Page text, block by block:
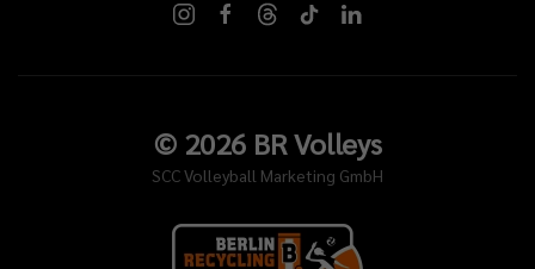
© 2026BR Volleys
SCC Volleyball Marketing GmbH